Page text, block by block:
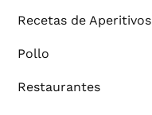
Recetas de Aperitivos
Pollo
Restaurantes